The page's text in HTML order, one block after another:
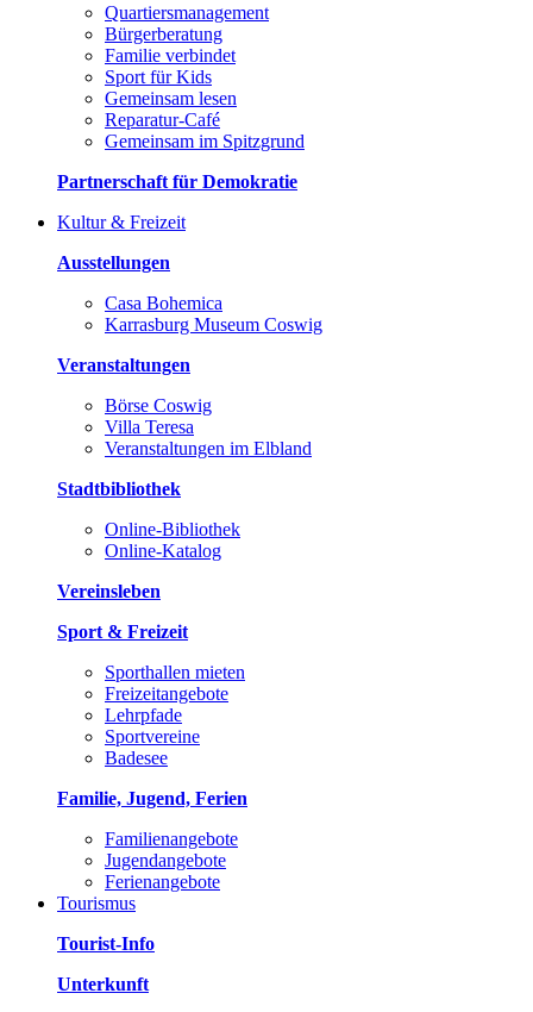
Quartiersmanagement
Bürgerberatung
Familie verbindet
Sport für Kids
Gemeinsam lesen
Reparatur-Café
Gemeinsam im Spitzgrund
Partnerschaft für Demokratie
Kultur & Freizeit
Ausstellungen
Casa Bohemica
Karrasburg Museum Coswig
Veranstaltungen
Börse Coswig
Villa Teresa
Veranstaltungen im Elbland
Stadtbibliothek
Online-Bibliothek
Online-Katalog
Vereinsleben
Sport & Freizeit
Sporthallen mieten
Freizeitangebote
Lehrpfade
Sportvereine
Badesee
Familie, Jugend, Ferien
Familienangebote
Jugendangebote
Ferienangebote
Tourismus
Tourist-Info
Unterkunft